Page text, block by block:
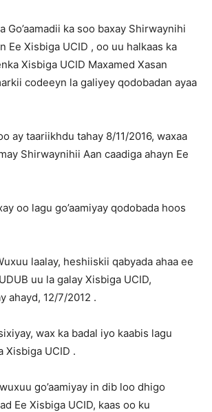
Go’aamadii ka soo baxay Shirwaynihi
Ee Xisbiga UCID , oo uu halkaas ka
Xisbiga UCID Maxamed Xasan
codeeyn la galiyey qodobadan ayaa
ay taariikhdu tahay 8/11/2016, waxaa
Shirwaynihii Aan caadiga ahayn Ee
oo lagu go’aamiyay qodobada hoos
laalay, heshiiskii qabyada ahaa ee
uu la galay Xisbiga UCID,
ahayd, 12/7/2012 .
wax ka badal iyo kaabis lagu
Xisbiga UCID .
go’aamiyay in dib loo dhigo
Ee Xisbiga UCID, kaas oo ku